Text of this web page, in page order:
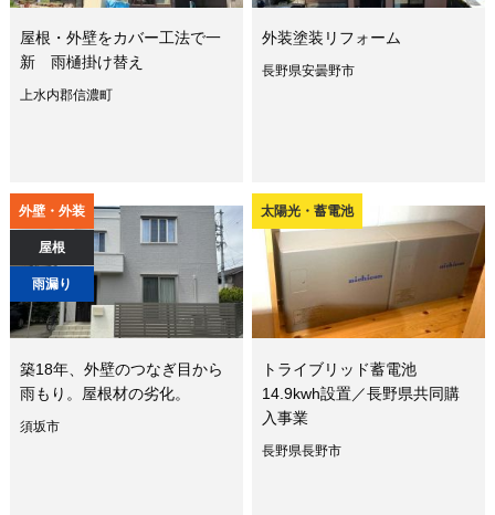
屋根・外壁をカバー工法で一
新 雨樋掛け替え
上水内郡信濃町
外装塗装リフォーム
長野県安曇野市
外壁・外装
屋根
雨漏り
築18年、外壁のつなぎ目から
雨もり。屋根材の劣化。
須坂市
太陽光・蓄電池
トライブリッド蓄電池
14.9kwh設置／長野県共同購
入事業
長野県長野市